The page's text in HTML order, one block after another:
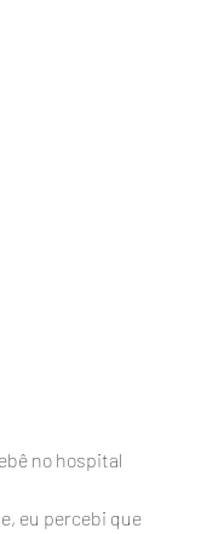
no hospital
eu percebi que